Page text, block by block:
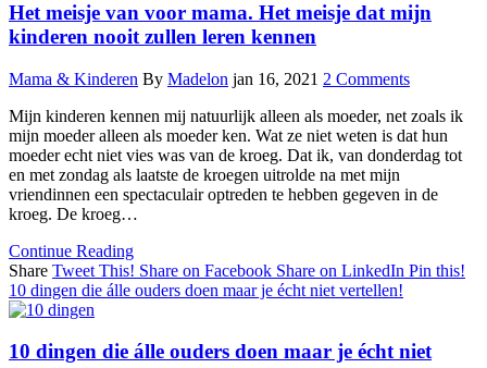
Het meisje van voor mama. Het meisje dat mijn
kinderen nooit zullen leren kennen
Mama & Kinderen By Madelon jan 16, 2021 2 Comments
Mijn kinderen kennen mij natuurlijk alleen als moeder, net zoals ik
mijn moeder alleen als moeder ken. Wat ze niet weten is dat hun
moeder echt niet vies was van de kroeg. Dat ik, van donderdag tot
en met zondag als laatste de kroegen uitrolde na met mijn
vriendinnen een spectaculair optreden te hebben gegeven in de
kroeg. De kroeg…
Continue Reading
Share Tweet This! Share on Facebook Share on LinkedIn Pin this!
10 dingen die álle ouders doen maar je écht niet vertellen!
10 dingen die álle ouders doen maar je écht niet